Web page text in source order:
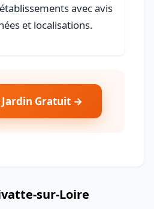
avec avis
et localisations.
Jardin Gratuit →
sur-Loire